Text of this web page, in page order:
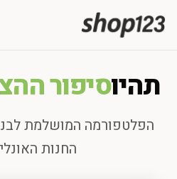
תהיוסיפור
הפלטפורמה המושלמת
החנות